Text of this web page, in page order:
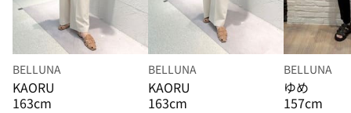
BELLUNA
KAORU
163cm
BELLUNA
KAORU
163cm
BELLUNA
ゆめ
157cm